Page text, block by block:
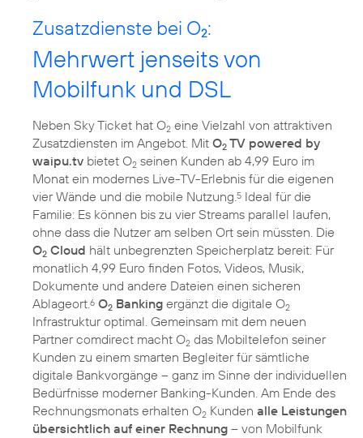
Zusatzdienste bei O2:
Mehrwert jenseits von
Mobilfunk und DSL
Neben Sky Ticket hat O2 eine Vielzahl von attraktiven
Zusatzdiensten im Angebot. Mit O2 TV powered by
waipu.tv bietet O2 seinen Kunden ab 4,99 Euro im
Monat ein modernes Live-TV-Erlebnis für die eigenen
vier Wände und die mobile Nutzung.5 Ideal für die
Familie: Es können bis zu vier Streams parallel laufen,
ohne dass die Nutzer am selben Ort sein müssten. Die
O2 Cloud hält unbegrenzten Speicherplatz bereit: Für
monatlich 4,99 Euro finden Fotos, Videos, Musik,
Dokumente und andere Dateien einen sicheren
Ablageort.6 O2 Banking ergänzt die digitale O2
Infrastruktur optimal. Gemeinsam mit dem neuen
Partner comdirect macht O2 das Mobiltelefon seiner
Kunden zu einem smarten Begleiter für sämtliche
digitale Bankvorgänge – ganz im Sinne der individuellen
Bedürfnisse moderner Banking-Kunden. Am Ende des
Rechnungsmonats erhalten O2 Kunden alle Leistungen
übersichtlich auf einer Rechnung – von Mobilfunk